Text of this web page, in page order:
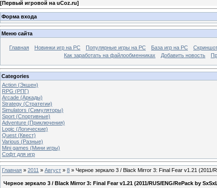
[Первый игровой на uCoz.ru]
Форма входа
Меню сайта
Главная Новинки игр на PC Популярные игры на PC База игр на РС
Как заработать на файлообменниках
Добавить новость
Categories
Action (Экшен)
RPG (РПГ)
Arcade (Аркады)
Strategy (Стратегии)
Simulators (Симуляторы)
Sport (Спортивные)
Adventure (Приключения)
Logic (Логические)
Quest (Квест)
Various (Разные)
Mini games (Мини игры)
Софт для игр
Главная » 2011 » Август » 8 » Черное зеркало 3 / Black Mirror 3: Final Fear v1.21 (2011/
Черное зеркало 3 / Black Mirror 3: Final Fear v1.21 (2011/RUS/ENG/RePack by